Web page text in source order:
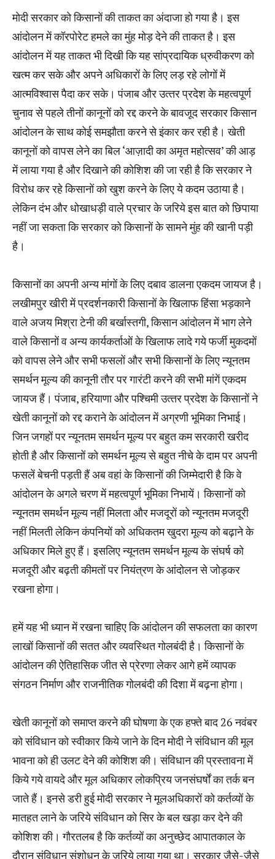
मोदी सरकार को किसानों की ताकत का अंदाजा हो गया है। इस
आंदोलन में कॉरपोरेट हमले का मुंह मोड़ देने की ताकत है। इस
आंदोलन में यह ताकत भी दिखी कि यह सांप्रदायिक ध्रुवीकरण को
खत्‍म कर सके और अपने अधिकारों के लिए लड़ रहे लोगों में
आत्‍मविश्‍वास पैदा कर सके। पंजाब और उत्‍तर प्रदेश के महत्‍वपूर्ण
चुनाव से पहले तीनों कानूनों को रद्द करने के बावजूद सरकार किसान
आंदोलन के साथ कोई समझौता करने से इंकार कर रही है। खेती
कानूनों को वापस लेने का बिल ‘आज़ादी का अमृत महोत्‍सव’ की आड़
में लाया गया है और दिखाने की कोशिश की जा रही है कि सरकार ने
विरोध कर रहे किसानों को खुश करने के लिए ये कदम उठाया है।
लेकिन दंभ और धोखाधड़ी वाले प्रचार के जरिये इस बात को छिपाया
नहीं जा सकता कि सरकार को किसानों के सामने मुंह की खानी पड़ी
है।
किसानों का अपनी अन्‍य मांगों के लिए दबाव डालना एकदम जायज है।
लखीमपुर खीरी में प्रदर्शनकारी किसानों के खिलाफ हिंसा भड़काने
वाले अजय मिश्रा टेनी की बर्खास्‍तगी, किसान आंदोलन में भाग लेने
वाले किसानों व अन्‍य कार्यकर्ताओं के खिलाफ लादे गये फर्जी मुकदमों
को वापस लेने और सभी फसलों और सभी किसानों के लिए न्‍यूनतम
समर्थन मूल्‍य की कानूनी तौर पर गारंटी करने की सभी मांगें एकदम
जायज हैं। पंजाब, हरियाणा और पश्चिमी उत्‍तर प्रदेश के किसानों ने
खेती कानूनों को रद्द कराने के आंदोलन में अग्रणी भूमिका निभाई।
जिन जगहों पर न्‍यूनतम समर्थन मूल्‍य पर बहुत कम सरकारी खरीद
होती है और किसानों को समर्थन मूल्‍य से बहुत नीचे के दाम पर अपनी
फसलें बेचनी पड़ती हैं अब वहां के किसानों की जिम्‍मेदारी है कि वे
आंदोलन के अगले चरण में महत्‍वपूर्ण भूमिका निभायें। किसानों को
न्‍यूनतम समर्थन मूल्‍य नहीं मिलता और मजदूरों को न्‍यूनतम मजदूरी
नहीं मिलती लेकिन कंपनियों को अधिकतम खुदरा मूल्‍य को बढ़ाने के
अधिकार मिले हुए हैं। इसलिए न्‍यूनतम समर्थन मूल्‍य के संघर्ष को
मजदूरी और बढ़ती कीमतों पर नियंत्रण के आंदोलन से जोड़कर
रखना होगा।
हमें यह भी ध्‍यान में रखना चाहिए कि आंदोलन की सफलता का कारण
लाखों किसानों की सतत और व्‍यवस्थित गोलबंदी है। किसानों के
आंदोलन की ऐतिहासिक जीत से प्रेरणा लेकर आगे हमें व्‍यापक
संगठन निर्माण और राजनीतिक गोलबंदी की दिशा में बढ़ना होगा।
खेती कानूनों को समाप्‍त करने की घोषणा के एक हफ्ते बाद 26 नवंबर
को संविधान को स्‍वीकार किये जाने के दिन मोदी ने संविधान की मूल
भावना को ही उलट देने की कोशिश की। संविधान की प्रस्‍तावना में
किये गये वायदे और मूल अधिकार लोकप्रिय जनसंघर्षों का तर्क बन
जाते हैं। इनसे डरी हुई मोदी सरकार ने मूलअधिकारों को कर्तव्‍यों के
मातहत लाने के जरिये संविधान को सिर के बल खड़ा कर देने की
कोशिश की। गौरतलब है कि कर्तव्‍यों का अनुच्‍छेद आपातकाल के
दौरान संविधान संशोधन के जरिये लाया गया था। सरकार जैसे-जैसे